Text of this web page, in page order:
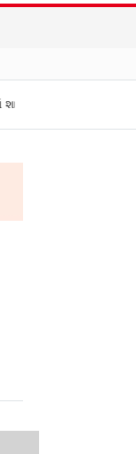
બહાર જંક ફૂડ બૅન!